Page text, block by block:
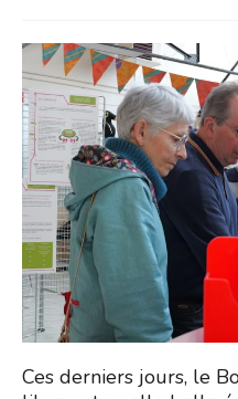
Ces derniers jours, le